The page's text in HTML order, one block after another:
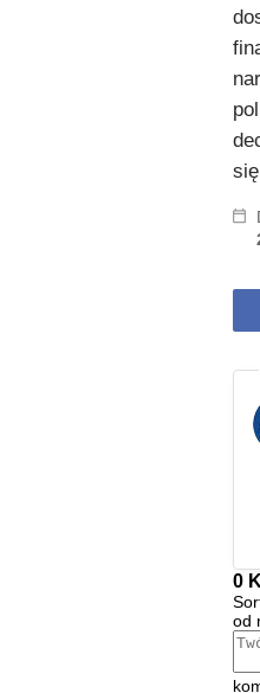
0
od